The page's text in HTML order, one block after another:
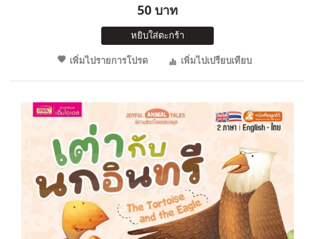
50 บาท
หยิบใส่ตะกร้า
เพิ่มไปรายการโปรด
เพิ่มไปเปรียบเทียบ